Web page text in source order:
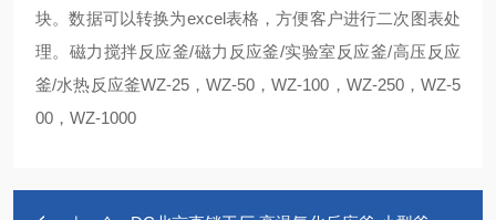
块。数据可以转换为excel表格，方便客户进行二次图表处
理。磁力搅拌反应釜/磁力反应釜/实验室反应釜/高压反应
釜/水热反应釜WZ-25，WZ-50，WZ-100，WZ-250，WZ-5
00，WZ-1000